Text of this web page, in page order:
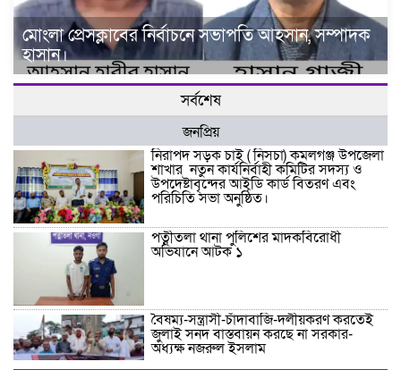
মোংলা প্রেসক্লাবের নির্বাচনে সভাপতি আহসান, সম্পাদক
হাসান।
সর্বশেষ
জনপ্রিয়
নিরাপদ সড়ক চাই ( নিসচা) কমলগঞ্জ উপজেলা
শাখার নতুন কার্যনির্বাহী কমিটির সদস্য ও
উপদেষ্টাবৃন্দের আইডি কার্ড বিতরণ এবং
পরিচিতি সভা অনুষ্ঠিত।
পত্নীতলা থানা পুলিশের মাদকবিরোধী
অভিযানে আটক ১
বৈষম্য-সন্ত্রাসী-চাঁদাবাজি-দলীয়করণ করতেই
জুলাই সনদ বাস্তবায়ন করছে না সরকার-
অধ্যক্ষ নজরুল ইসলাম